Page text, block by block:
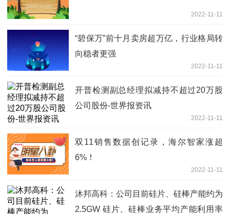
2022-11-11
“碧保万”前十月卖房超万亿，行业格局转
向稳者更强
2022-11-11
开普检测副总经理拟减持不超过20万股
公司股份-世界报资讯
2022-11-11
双11销售数据创记录，海尔智家涨超
6%！
2022-11-11
沐邦高科：公司目前硅片、硅棒产能约为
2.5GW 硅片、硅棒业务平均产能利用率